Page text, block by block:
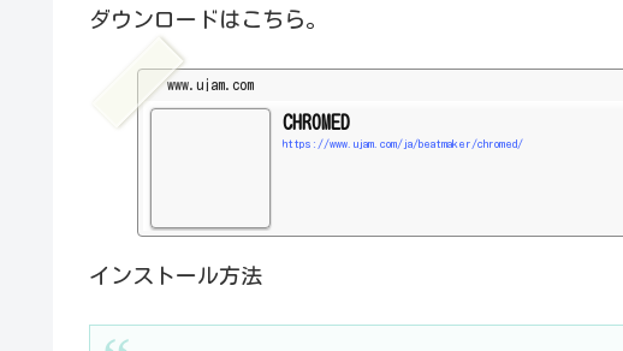
ダウンロードはこちら。
www.ujam.com
CHROMED
https://www.ujam.com/ja/beatmaker/chromed/
インストール方法